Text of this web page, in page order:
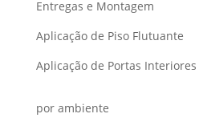
Entregas e Montagem
Aplicação de Piso Flutuante
Aplicação de Portas Interiores
por ambiente